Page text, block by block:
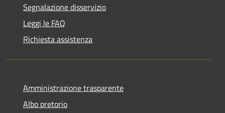
Segnalazione disservizio
Leggi le FAQ
Richiesta assistenza
Amministrazione trasparente
Albo pretorio